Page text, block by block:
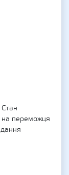
Стан
на переможця